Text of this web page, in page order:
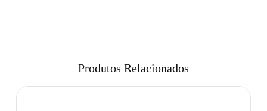
Produtos Relacionados